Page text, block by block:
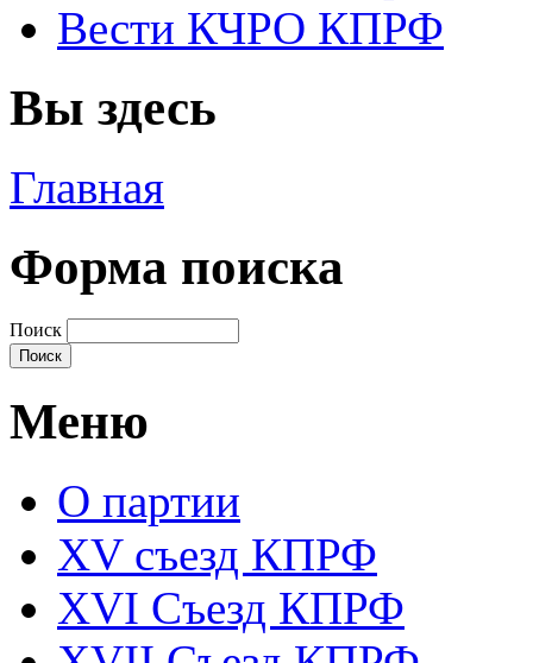
Вести КЧРО КПРФ
Вы здесь
Главная
Форма поиска
Поиск
Меню
О партии
XV съезд КПРФ
XVI Съезд КПРФ